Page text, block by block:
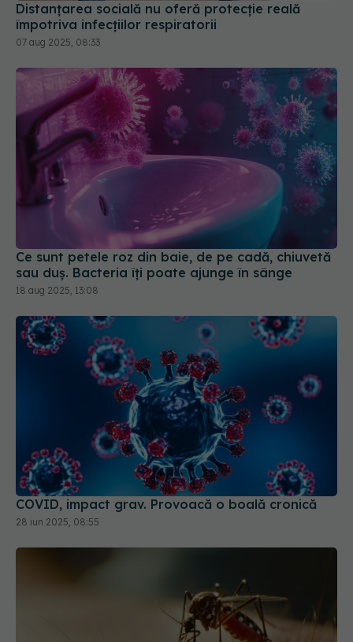
Distanțarea socială nu oferă protecție reală
împotriva infecțiilor respiratorii
07 aug 2025, 08:33
Ce sunt petele roz din baie, de pe cadă, chiuvetă
sau duș. Bacteria îți poate ajunge în sânge
18 aug 2025, 13:08
COVID, impact grav. Provoacă o boală cronică
28 iun 2025, 08:55